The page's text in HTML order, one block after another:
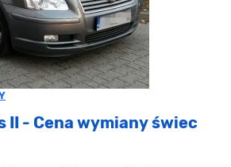
II - Cena wymiany świec